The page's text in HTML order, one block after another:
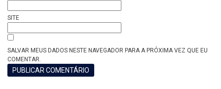
SITE
SALVAR MEUS DADOS NESTE NAVEGADOR PARA A PRÓXIMA VEZ QUE EU
COMENTAR.